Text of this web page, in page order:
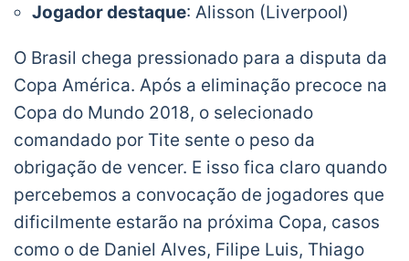
Jogador destaque: Alisson (Liverpool)
O Brasil chega pressionado para a disputa da
Copa América. Após a eliminação precoce na
Copa do Mundo 2018, o selecionado
comandado por Tite sente o peso da
obrigação de vencer. E isso fica claro quando
percebemos a convocação de jogadores que
dificilmente estarão na próxima Copa, casos
como o de Daniel Alves, Filipe Luis, Thiago